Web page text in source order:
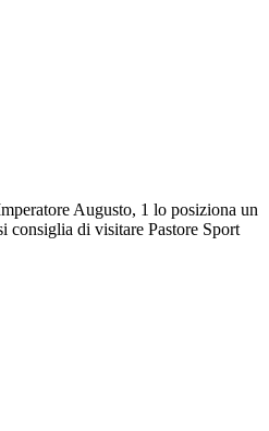
Augusto, 1 lo posiziona un
consiglia di visitare Pastore Sport